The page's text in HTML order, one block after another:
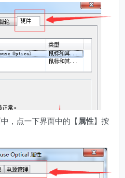
，点一下界面中的【 属性】按